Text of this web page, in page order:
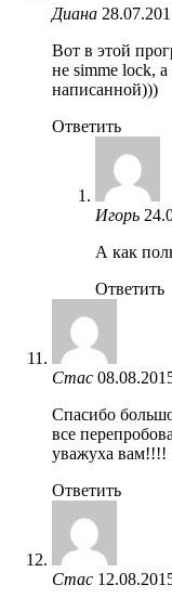
Диана
Вот в этой
не simme lock,
написанной)))
Ответить
Игорь
А как
Ответить
Стас
Спасибо
все
уважуха вам!!!!
Ответить
Стас